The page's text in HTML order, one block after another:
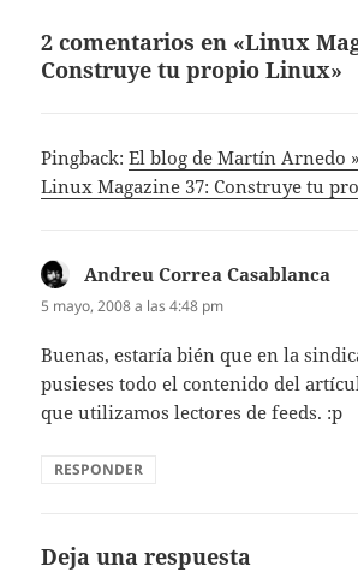
2 comentarios en «Linux
Construye tu propio Linux»
Pingback:El blog de Martín Arnedo
Linux Magazine 37: Construye tu
Andreu Correa Casablanca
5 mayo, 2008 a las 4:48 pm
Buenas, estaría bién que en la
pusieses todo el contenido del
que utilizamos lectores de feeds. :p
RESPONDER
Deja una respuesta